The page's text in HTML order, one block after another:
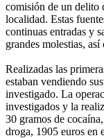
comisión de un delito
localidad. Estas
continuas entradas y
grandes molestias,
Realizadas las
estaban vendiendo
investigado. La
investigados y la
30 gramos de
droga, 1905 euros en